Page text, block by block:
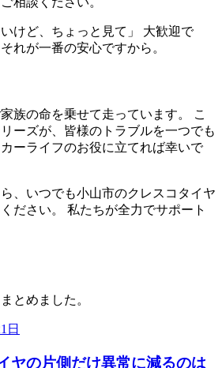
けど、ちょっと見て」 大歓迎で
れが一番の安心ですから。
族の命を乗せて走っています。 こ
ーズが、皆様のトラブルを一つでも
ーライフのお役に立てれば幸いで
、いつでも小山市のクレスコタイヤ
ださい。 私たちが全力でサポート
とめました。
日
ヤの片側だけ異常に減るのは